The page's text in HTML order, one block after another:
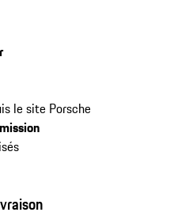
le site Porsche